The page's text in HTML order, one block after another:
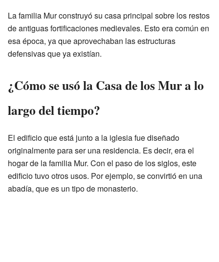
La familia Mur construyó su casa principal sobre los restos
de antiguas fortificaciones medievales. Esto era común en
esa época, ya que aprovechaban las estructuras
defensivas que ya existían.
¿Cómo se usó la Casa de los Mur a lo
largo del tiempo?
El edificio que está junto a la iglesia fue diseñado
originalmente para ser una residencia. Es decir, era el
hogar de la familia Mur. Con el paso de los siglos, este
edificio tuvo otros usos. Por ejemplo, se convirtió en una
abadía, que es un tipo de monasterio.